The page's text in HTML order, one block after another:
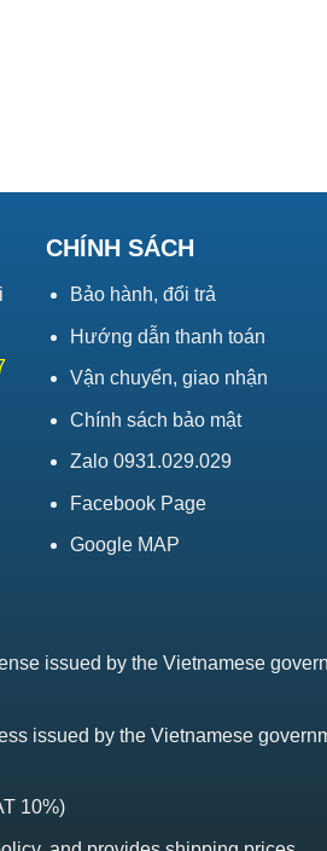
CHÍNH SÁCH
Bảo hành, đổi trả
Hướng dẫn thanh toán
Vận chuyển, giao nhận
Chính sách bảo mật
Zalo 0931.029.029
Facebook Page
Google MAP
issued by the Vietnamese
issued by the Vietnamese
10%)